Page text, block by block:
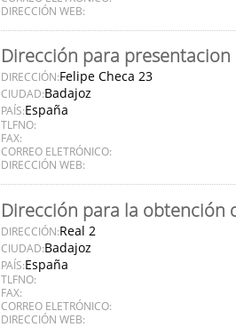
DIRECCIÓN WEB:
Dirección para
DIRECCIÓN:Felipe Checa 23
CIUDAD:Badajoz
PAÍS:España
TLFNO:
FAX:
CORREO ELETRÓNICO:
DIRECCIÓN WEB:
Dirección para la obtención
DIRECCIÓN:Real 2
CIUDAD:Badajoz
PAÍS:España
TLFNO:
FAX:
CORREO ELETRÓNICO:
DIRECCIÓN WEB: